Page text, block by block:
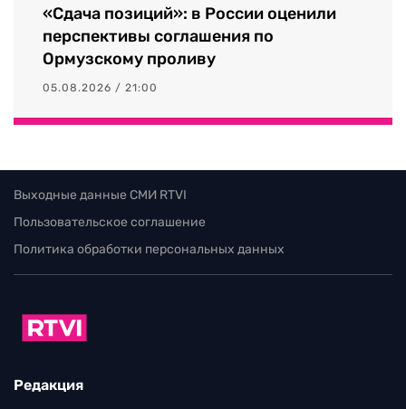
«Сдача позиций»: в России оценили
перспективы соглашения по
Ормузскому проливу
05.08.2026 / 21:00
Выходные данные СМИ RTVI
Пользовательское соглашение
Политика обработки персональных данных
Редакция